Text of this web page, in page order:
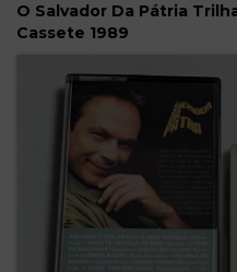
O Salvador Da Pátria
Cassete 1989